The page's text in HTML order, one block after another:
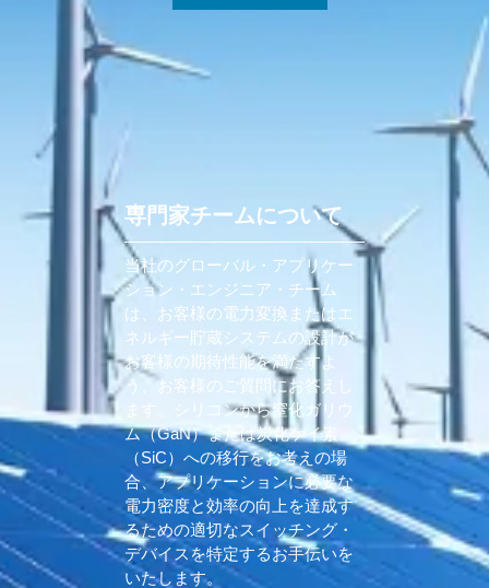
専門家チームについて
当社のグローバル・アプリケー
ション・エンジニア・チーム
は、お客様の電力変換またはエ
ネルギー貯蔵システムの設計が
お客様の期待性能を満たすよ
う、お客様のご質問にお答えし
ます。シリコンから窒化ガリウ
ム（GaN）または炭化ケイ素
（SiC）への移行をお考えの場
合、アプリケーションに必要な
電力密度と効率の向上を達成す
るための適切なスイッチング・
デバイスを特定するお手伝いを
いたします。